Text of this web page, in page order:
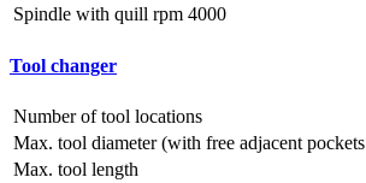
Spindle with quill rpm 4000
Tool changer
Number of tool locations
Max. tool diameter (with free adjacent pockets
Max. tool length